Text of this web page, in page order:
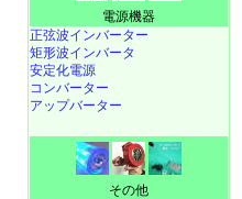
電源機器
正弦波インバーター
矩形波インバータ
安定化電源
コンバーター
アップバーター
その他